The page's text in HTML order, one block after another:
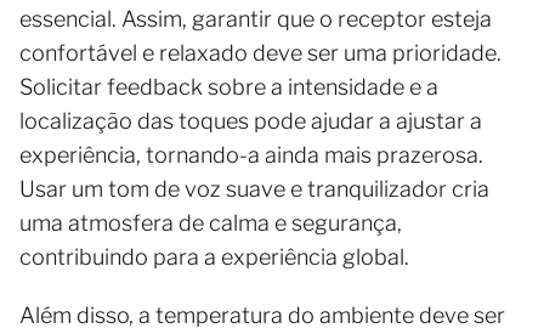
essencial. Assim, garantir que o receptor esteja
confortável e relaxado deve ser uma prioridade.
Solicitar feedback sobre a intensidade e a
localização das toques pode ajudar a ajustar a
experiência, tornando-a ainda mais prazerosa.
Usar um tom de voz suave e tranquilizador cria
uma atmosfera de calma e segurança,
contribuindo para a experiência global.
Além disso, a temperatura do ambiente deve ser